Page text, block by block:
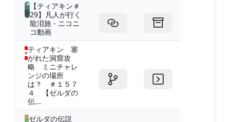
【ティアキン＃
29】凡人が行く
龍泪旅 - ニコニ
コ動画
ティアキン 塞
がれた洞窟攻
略 ミニチャレ
ンジの場所
は？ ＃１５７
４ 【ゼルダの
伝...
ゼルダの伝説